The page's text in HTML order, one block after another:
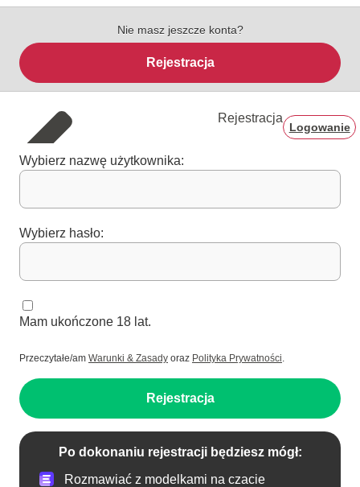
Nie masz jeszcze konta?
Rejestracja
Rejestracja
Logowanie
Wybierz nazwę użytkownika:
Wybierz hasło:
Mam ukończone 18 lat.
Przeczytałe/am Warunki & Zasady oraz Polityka Prywatności.
Rejestracja
Po dokonaniu rejestracji będziesz mógł:
Rozmawiać z modelkami na czacie